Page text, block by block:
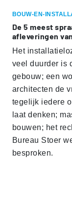
BOUW-EN-
De 5 meest
afleveringen
Het
veel duurder is
gebouw; een
architecten de
tegelijk iedere
laat denken;
bouwen; het
Bureau Stoer
besproken.